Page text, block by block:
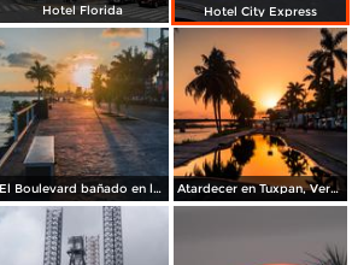
Hotel Florida Hotel City Express
El Boulevard bañado en luz del sol. Atardecer en Tuxpan, Veracruz.